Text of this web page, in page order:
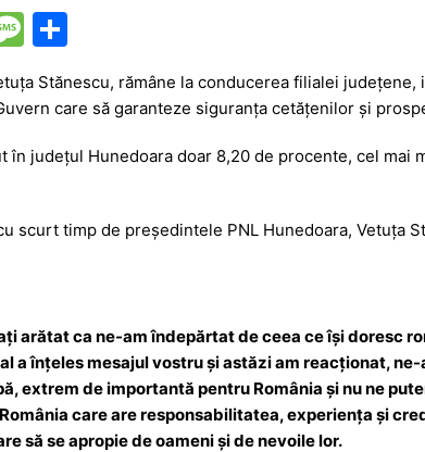
M
s
a
e
P
ta
a
ă
Stănescu, rămâne la conducerea filialei
care să garanteze siguranța cetățenilor și
în județul Hunedoara doar 8,20 de procente, cel
scurt timp de președintele PNL Hunedoara, Vetuța
arătat ca ne-am îndepărtat de ceea ce își doresc
a înțeles mesajul vostru și astăzi am reacționat,
extrem de importantă pentru România și nu ne
care are responsabilitatea, experiența și
să se apropie de oameni și de nevoile lor.